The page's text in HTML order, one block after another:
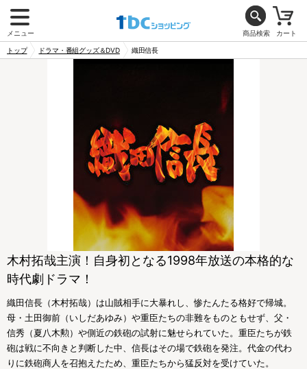
メニュー 商品検索 カート
トップ ドラマ・番組グッズ＆DVD 織田信長
木村拓哉主演！自身初となる1998年放送の本格的な
時代劇ドラマ！
織田信長（木村拓哉）は山賊相手に大暴れし、惨たんたる格好で帰城。
母・土田御前（いしだあゆみ）や重臣たちの非難をものともせず、父・
信秀（夏八木勲）や側近の鉄砲の試射に魅せられていた。重臣たちが鉄
砲は戦に不向きと判断した中、信長はその場で鉄砲を発注。代金の代わ
りに鉄砲商人を召抱えたため、重臣たちから猛反対を受けていた。